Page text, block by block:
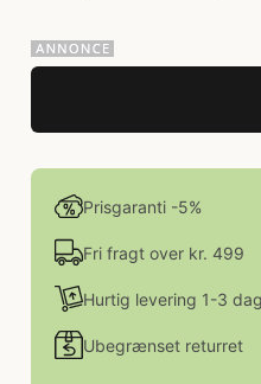
Prisgaranti -5%
Fri fragt over kr. 499
Hurtig levering 1-3
Ubegrænset returret